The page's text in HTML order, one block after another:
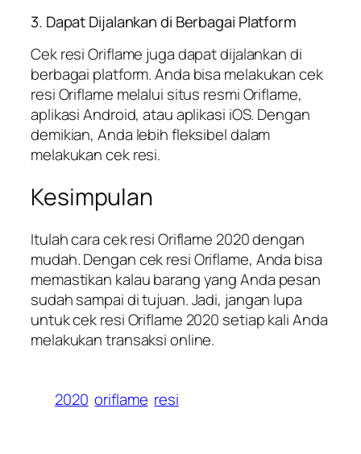
3. Dapat Dijalankan di Berbagai Platform
Cek resi Oriflame juga dapat dijalankan di
berbagai platform. Anda bisa melakukan cek
resi Oriflame melalui situs resmi Oriflame,
aplikasi Android, atau aplikasi iOS. Dengan
demikian, Anda lebih fleksibel dalam
melakukan cek resi.
Kesimpulan
Itulah cara cek resi Oriflame 2020 dengan
mudah. Dengan cek resi Oriflame, Anda bisa
memastikan kalau barang yang Anda pesan
sudah sampai di tujuan. Jadi, jangan lupa
untuk cek resi Oriflame 2020 setiap kali Anda
melakukan transaksi online.
2020 oriflame resi